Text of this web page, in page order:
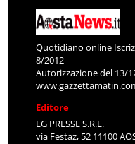
Quotidiano online
8/2012
Autorizzazione del 13/
Editore
LG PRESSE S.R.L.
via Festaz, 52 11100